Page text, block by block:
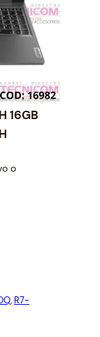
16GB
o
, R7-